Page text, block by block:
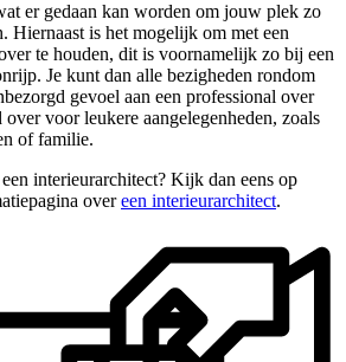
er gedaan kan worden om jouw plek zo
Hiernaast is het mogelijk om met een
te houden, dit is voornamelijk zo bij een
Je kunt dan alle bezigheden rondom
gevoel aan een professional over
voor leukere aangelegenheden, zoals
of familie.
interieurarchitect? Kijk dan eens op
overeen interieurarchitect.